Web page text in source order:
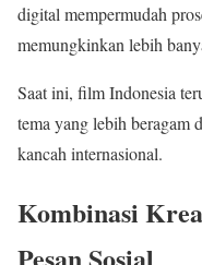
digital mempermudah
memungkinkan lebih
Saat ini, film Indonesia
tema yang lebih beragam
kancah internasional.
Kombinasi